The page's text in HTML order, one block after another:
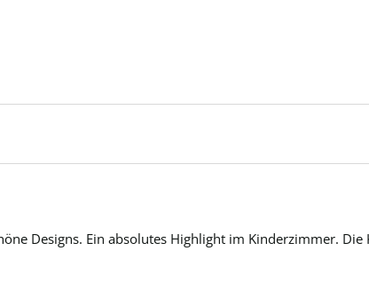
Designs. Ein absolutes Highlight im Kinderzimmer.